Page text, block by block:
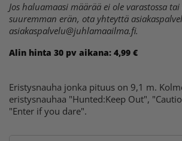
Jos haluamaasi määrää ei ole varastossa
suuremman erän, ota yhteyttä
asiakaspalvelu@juhlamaailma.fi.
Alin hinta 30 pv aikana: 4,99 €
Eristysnauha jonka pituus on 9,1 m.
eristysnauhaa "Hunted:Keep Out",
"Enter if you dare".